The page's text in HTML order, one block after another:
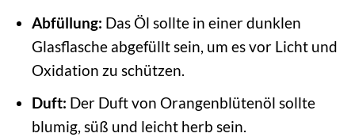
Abfüllung: Das Öl sollte in einer dunklen
Glasflasche abgefüllt sein, um es vor Licht und
Oxidation zu schützen.
Duft: Der Duft von Orangenblütenöl sollte
blumig, süß und leicht herb sein.